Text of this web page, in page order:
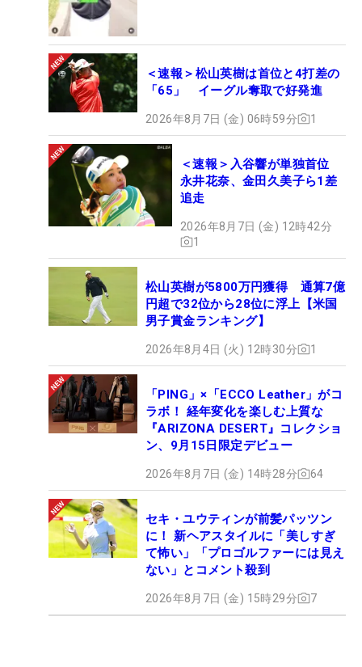
＜速報＞松山英樹は首位と4打差の
「65」 イーグル奪取で好発進
2026年8月7日 (金) 06時59分 1
＜速報＞入谷響が単独首位
永井花奈、金田久美子ら1差
追走
2026年8月7日 (金) 12時42分
1
松山英樹が5800万円獲得 通算7億
円超で32位から28位に浮上【米国
男子賞金ランキング】
2026年8月4日 (火) 12時30分 1
「PING」×「ECCO Leather」がコ
ラボ！ 経年変化を楽しむ上質な
『ARIZONA DESERT』コレクショ
ン、9月15日限定デビュー
2026年8月7日 (金) 14時28分 64
セキ・ユウティンが前髪パッツン
に！ 新ヘアスタイルに「美しすぎ
て怖い」「プロゴルファーには見え
ない」とコメント殺到
2026年8月7日 (金) 15時29分 7